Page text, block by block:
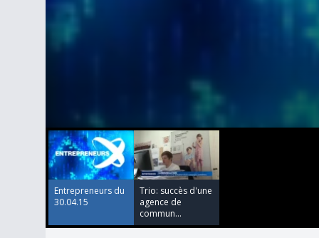
0
seconds
of
24
minutes,
37
seconds
Entrepreneurs du
30.04.15
Trio: succès d'une
agence de
commun...